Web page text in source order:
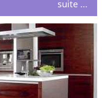
suite ...